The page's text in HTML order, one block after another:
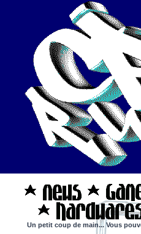
Un petit coup de main... Vous